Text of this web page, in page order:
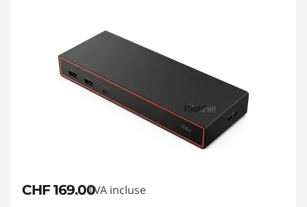
CHF 169.00TVA incluse